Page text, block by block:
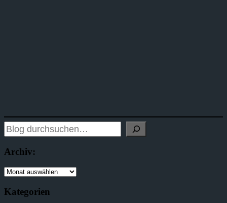
Archiv:
Kategorien